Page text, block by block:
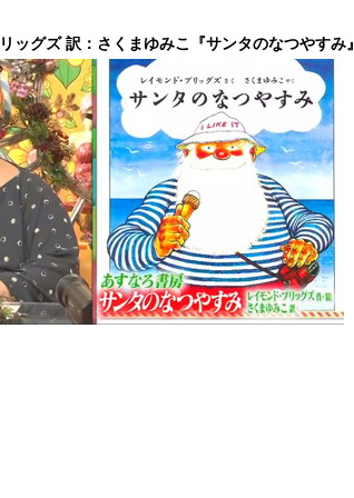
ッグズ 訳：さくまゆみこ『サンタのなつやすみ』